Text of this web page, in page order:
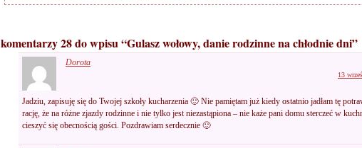
komentarzy 28 do wpisu “Gulasz wołowy, danie rodzinne na chłodnie dni”
Dorota
13
Jadziu, zapisuję się do Twojej szkoły kucharzenia 🙂 Nie pamiętam już kiedy ostatnio jadłam tę
rację, że na różne zjazdy rodzinne i nie tylko jest niezastąpiona – nie każe pani domu sterczeć w
cieszyć się obecnością gości. Pozdrawiam serdecznie 🙂